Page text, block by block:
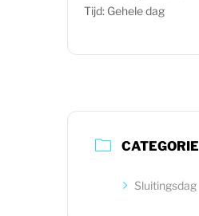
Tijd: Gehele dag
CATEGORIE
Sluitingsdag